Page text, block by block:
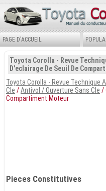
PAGE D'ACCUEIL
Toyota Corolla - Revue
D'eclairage De Seuil De
Toyota Corolla - Revue Technique
Cle /Antivol / Ouverture Sans Cle /
Compartiment Moteur
Pieces Constitutives